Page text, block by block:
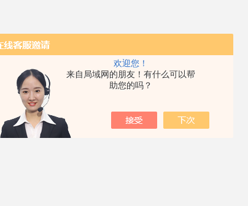
欢迎您！
来自局域网的朋友！有什么可以帮
助您的吗？